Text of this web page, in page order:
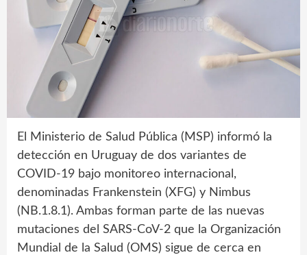
El Ministerio de Salud Pública (MSP) informó la
detección en Uruguay de dos variantes de
COVID-19 bajo monitoreo internacional,
denominadas Frankenstein (XFG) y Nimbus
(NB.1.8.1). Ambas forman parte de las nuevas
mutaciones del SARS-CoV-2 que la Organización
Mundial de la Salud (OMS) sigue de cerca en